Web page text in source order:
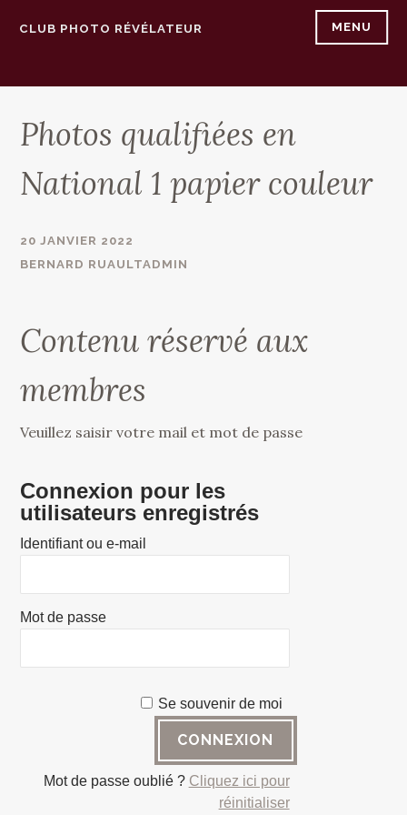
CLUB PHOTO RÉVÉLATEUR MENU
Photos qualifiées en
National 1 papier couleur
20 JANVIER 2022
BERNARD RUAULTADMIN
Contenu réservé aux
membres
Veuillez saisir votre mail et mot de passe
Connexion pour les
utilisateurs enregistrés
Identifiant ou e-mail
Mot de passe
Se souvenir de moi
Mot de passe oublié ? Cliquez ici pour
réinitialiser